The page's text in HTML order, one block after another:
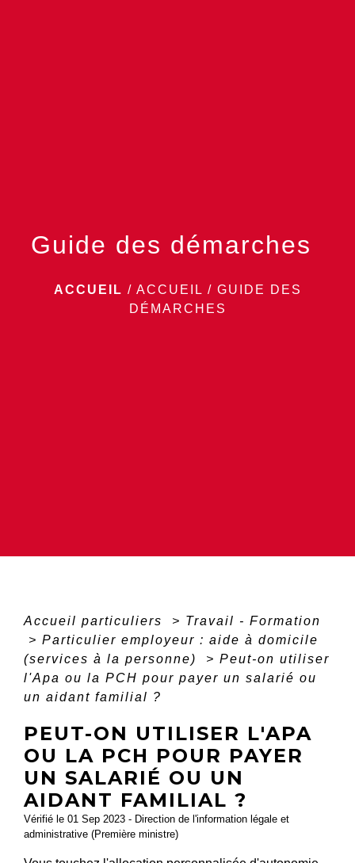
Guide des démarches
ACCUEIL / ACCUEIL / GUIDE DES
DÉMARCHES
Accueil particuliers > Travail - Formation
> Particulier employeur : aide à domicile
(services à la personne)
> Peut-on utiliser
l'Apa ou la PCH pour payer un salarié ou
un aidant familial ?
PEUT-ON UTILISER L'APA
OU LA PCH POUR PAYER
UN SALARIÉ OU UN
AIDANT FAMILIAL ?
Vérifié le 01 Sep 2023 - Direction de l'information légale et
administrative (Première ministre)